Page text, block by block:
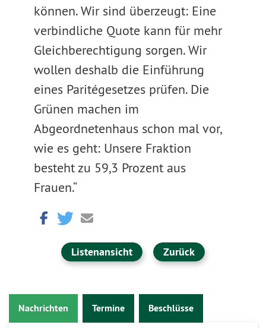
können. Wir sind überzeugt: Eine
verbindliche Quote kann für mehr
Gleichberechtigung sorgen. Wir
wollen deshalb die Einführung
eines Paritégesetzes prüfen. Die
Grünen machen im
Abgeordnetenhaus schon mal vor,
wie es geht: Unsere Fraktion
besteht zu 59,3 Prozent aus
Frauen.“
Listenansicht Zurück
Nachrichten Termine Beschlüsse